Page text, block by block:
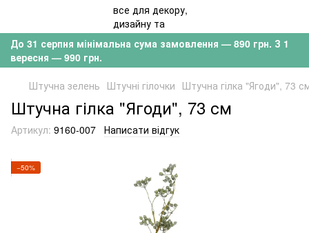
До 31 серпня мінімальна сума замовлення — 890 грн. З 1
вересня — 990 грн.
Штучна зелень Штучні гілочки Штучна гілка "Ягоди", 73
Штучна гілка "Ягоди", 73 см
Артикул: 9160-007 Написати відгук
−50%